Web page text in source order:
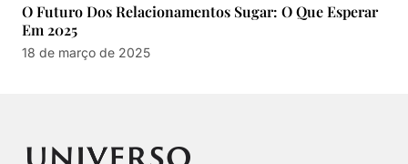
O Futuro Dos Relacionamentos Sugar: O Que Esperar
Em 2025
18 de março de 2025